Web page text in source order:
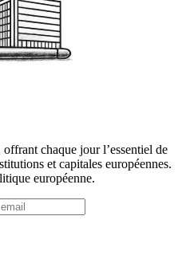
chaque jour l’essentiel de
et capitales européennes.
européenne.